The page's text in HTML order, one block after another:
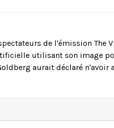
de l'émission The
utilisant son image
aurait déclaré n'avoir